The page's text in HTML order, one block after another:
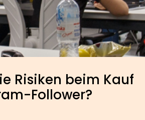
Risiken beim Kauf
Follower?